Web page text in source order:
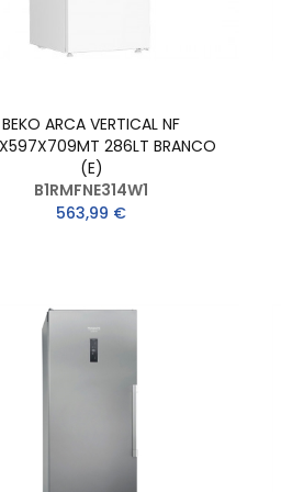
BEKO ARCA VERTICAL NF
286LT BRANCO
(E)
B1RMFNE314W1
563,99 €